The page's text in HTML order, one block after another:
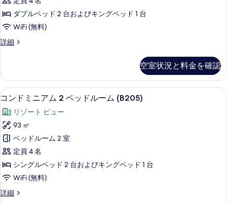
べ
て
の
を
表
示
す
る
ム
(B105)
の
詳
細
ア
ム
ベ
ド
ル
ー
ム
(B106)
の
す
べ
て
の
ダブルベッド 2 台およびキングベッド 1 台
WiFi (無料)
詳細
コ
ニ
ア
ム
ベ
ッ
ド
ル
ー
ム
(B106)
の
詳
細
空室状況と料金を確認
コ
ン
ド
ミ
ニ
ア
ム
ベ
コンドミニアム 2 ベッドルーム
21
コンドミニアム 2 ベッドルーム (B205)
リゾート ビュー
93 ㎡
ベッドルーム 2 室
定員 4 名
シングルベッド 2 台およびキングベッド 1 台
WiFi (無料)
詳細
コ